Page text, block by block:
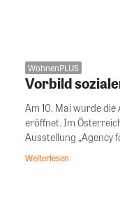
WohnenPLUS
Vorbild
Am 10. Mai wurde
eröffnet. Im
Ausstellung „Agency
Weiterlesen